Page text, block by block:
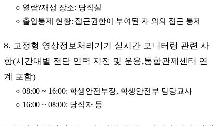
○ 열람?재생 장소: 당직실
○ 출입통제 현황: 접근권한이 부여된 자 외의 접근 통제
8. 고정형 영상정보처리기기 실시간 모니터링 관련 사
항(시간대별 전담 인력 지정 및 운용,통합관제센터 연
계 포함)
○ 08:00 ~ 16:00: 학생안전부장, 학생안전부 담당교사
○ 16:00 ~ 08:00: 당직자 등